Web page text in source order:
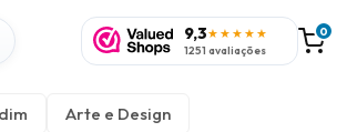
9,3★★★★★
1251 avaliações
0
Arte e Design